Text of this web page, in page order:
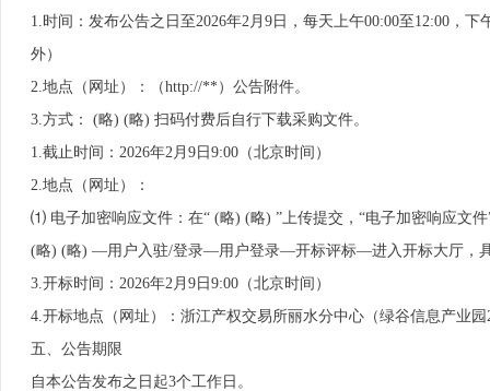
1.时间：发布公告之日至2026年2月9日，每天上午00:00至12:00，
外）
2.地点（网址）：（http://**）公告附件。
3.方式： (略) (略) 扫码付费后自行下载采购文件。
1.截止时间：2026年2月9日9:00（北京时间）
2.地点（网址）：
⑴ 电子加密响应文件：在“ (略) (略) ”上传提交，“电子加密响应文
(略) (略) —用户入驻/登录—用户登录—开标评标—进入开标大厅，
3.开标时间：2026年2月9日9:00（北京时间）
4.开标地点（网址）：浙江产权交易所丽水分中心（绿谷信息产业
五、公告期限
自本公告发布之日起3个工作日。